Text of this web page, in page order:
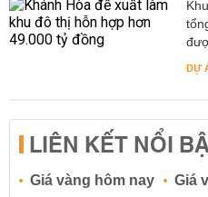
DỰ
LIÊN KẾT NỔI
Giá vàng hôm nay
Giá